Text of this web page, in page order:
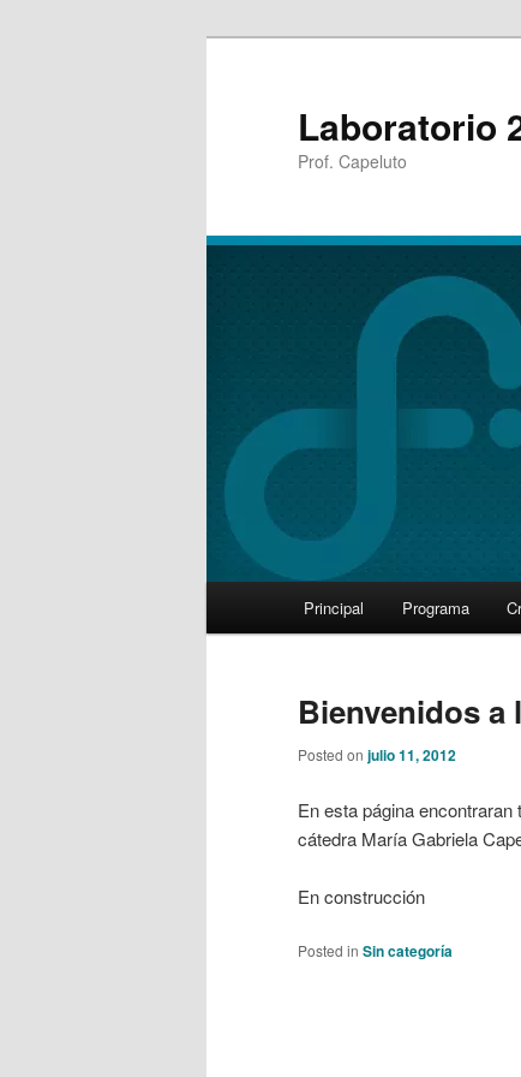
Laboratorio
Prof. Capeluto
Skip
primary
Skip
secondary
Principal Programa
Bienvenidos a
Posted on julio 11, 2012
En esta página
cátedra María Gabriela
En construcción
Posted in Sin categoría